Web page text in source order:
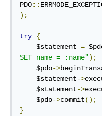
PDO::
);
try {
    $statement
=
SET name = :name");
    $pdo
->
    $statement
->
    $statement
->
    $pdo
->commit();
}